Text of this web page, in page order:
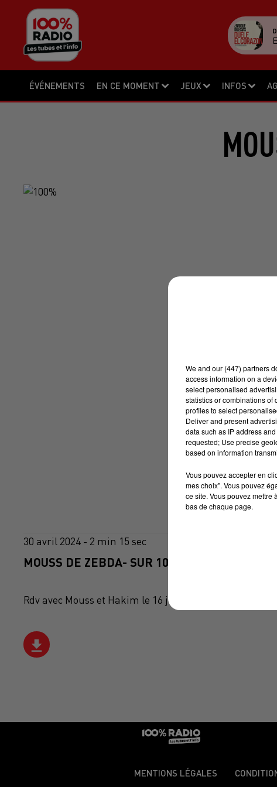
ÉVÉNEMENTS EN CE MOMENT JEUX INFOS
30 avril 2024 - 2 min 15 sec
MOUSS DE ZEBDA- SUR 100%
Rdv avec Mouss et Hakim le 16 juin pour Rio Loco
MENTIONS LÉGALES
We and our (447) partners
access information on a
select personalised
statistics or combinations of
profiles to select
Deliver and present
data such as IP address
requested; Use precise
based on information
Vous pouvez accepter en
mes choix". Vous pouvez
ce site. Vous pouvez mettre
bas de chaque page.